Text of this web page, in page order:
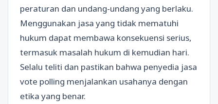
peraturan dan undang-undang yang berlaku.
Menggunakan jasa yang tidak mematuhi
hukum dapat membawa konsekuensi serius,
termasuk masalah hukum di kemudian hari.
Selalu teliti dan pastikan bahwa penyedia jasa
vote polling menjalankan usahanya dengan
etika yang benar.